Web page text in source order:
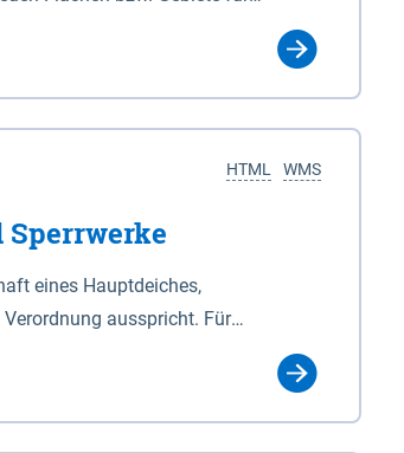
WMS
HTML
Sperrwerke
eines Hauptdeiches,
ausspricht. Für
Die Widmung "2.Deichlinie" ist
sind (§2 Abs.3 NDG). Ein Bauwerk